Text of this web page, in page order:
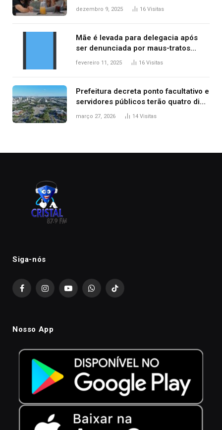
repercussão internacional
dezembro 9, 2025 16 Visitas
Mãe é levada para delegacia após
ser denunciada por maus-tratos
contra dois filhos, diz polícia
fevereiro 11, 2025 16 Visitas
Prefeitura decreta ponto facultativo e
servidores públicos terão quatro dias
de folga na Semana Santa
março 27, 2026 14 Visitas
Siga-nós
FacebookInstagramYouTubeWhatsAppTikTok
Nosso App